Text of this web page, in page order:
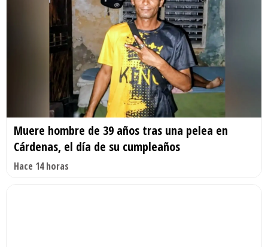
Muere hombre de 39 años tras una pelea en
Cárdenas, el día de su cumpleaños
Hace 14 horas